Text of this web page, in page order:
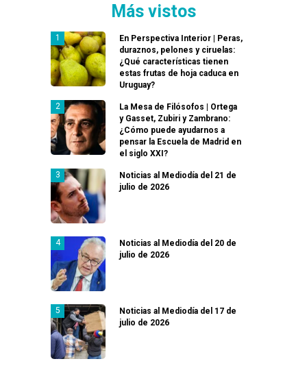
Más vistos
En Perspectiva Interior | Peras,
duraznos, pelones y ciruelas:
¿Qué características tienen
estas frutas de hoja caduca en
Uruguay?
La Mesa de Filósofos | Ortega
y Gasset, Zubiri y Zambrano:
¿Cómo puede ayudarnos a
pensar la Escuela de Madrid en
el siglo XXI?
Noticias al Mediodía del 21 de
julio de 2026
Noticias al Mediodía del 20 de
julio de 2026
Noticias al Mediodía del 17 de
julio de 2026